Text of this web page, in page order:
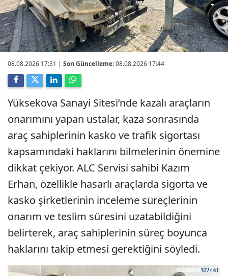
08.08.2026 17:31 | Son Güncelleme:08.08.2026 17:44
Yüksekova Sanayi Sitesi’nde kazalı araçların
onarımını yapan ustalar, kaza sonrasında
araç sahiplerinin kasko ve trafik sigortası
kapsamındaki haklarını bilmelerinin önemine
dikkat çekiyor. ALC Servisi sahibi Kazım
Erhan, özellikle hasarlı araçlarda sigorta ve
kasko şirketlerinin inceleme süreçlerinin
onarım ve teslim süresini uzatabildiğini
belirterek, araç sahiplerinin süreç boyunca
haklarını takip etmesi gerektiğini söyledi.